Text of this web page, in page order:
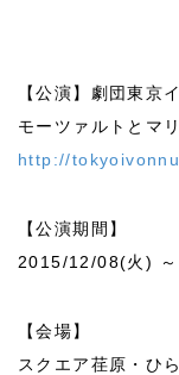
【公演】劇団東京
モーツァルトとマ
http://
【公演期間】
2015/12/08(火)
【会場】
スクエア荏原・ひ